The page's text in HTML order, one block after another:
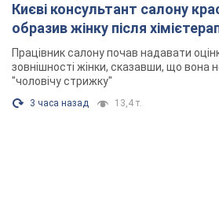
Києві консультант салону
образив жінку після
розгорівся скандал. Фото
Працівник салону почав надавати
зовнішності жінки, сказавши, що вона
"чоловічу стрижку"
3 часа назад 13,4 т.